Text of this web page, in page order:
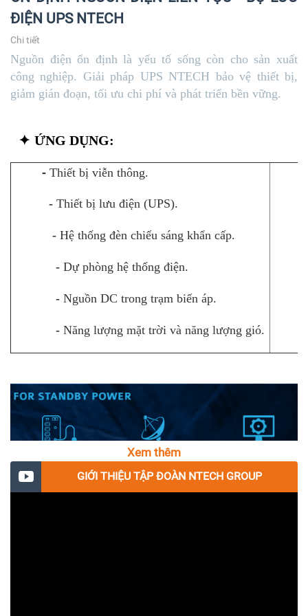
đó hiệu suất chuyển đổi năng lượng vượt trội
hơn so với các loại ắc quy AGM VRLA thông
thường.
Van kín thông khí có điều chỉnh.
điện (độ tự xả thấp) và giúp thời gian lưu trữ
chất điện phân hơn và thể tích khoảng trống
trong tấm ngăn cách/ chất điện phân dẫn đến sự
so với ắc quy AGM. Điều này đảm bảo sự tản
nhiệt tuyệt vời.
Độ tự xả thấp hơn so với các loại ắc quy acide
dụng.
Thông số kỹ thuật đáp ứng tiêu chuẩn quốc tế và
ĐIỆN UPS NTECH
Chi tiết
Nguồn điện ổn định là yếu tố sống còn cho sản xuất
công nghiệp. Giải pháp UPS NTECH bảo vệ thiết bị,
giảm gián đoạn, tối ưu chi phí và phát triển bền vững.
✦ ỨNG DỤNG:
- Thiết bị viễn thông.
- Thiết bị lưu điện (UPS).
- Hệ thống đèn chiếu sáng khẩn cấp.
- Dự phòng hệ thống điện.
- Nguồn DC trong trạm biến áp.
- Năng lượng mặt trời và năng lượng gió.
Xem thêm
GIỚI THIỆU TẬP ĐOÀN NTECH GROUP